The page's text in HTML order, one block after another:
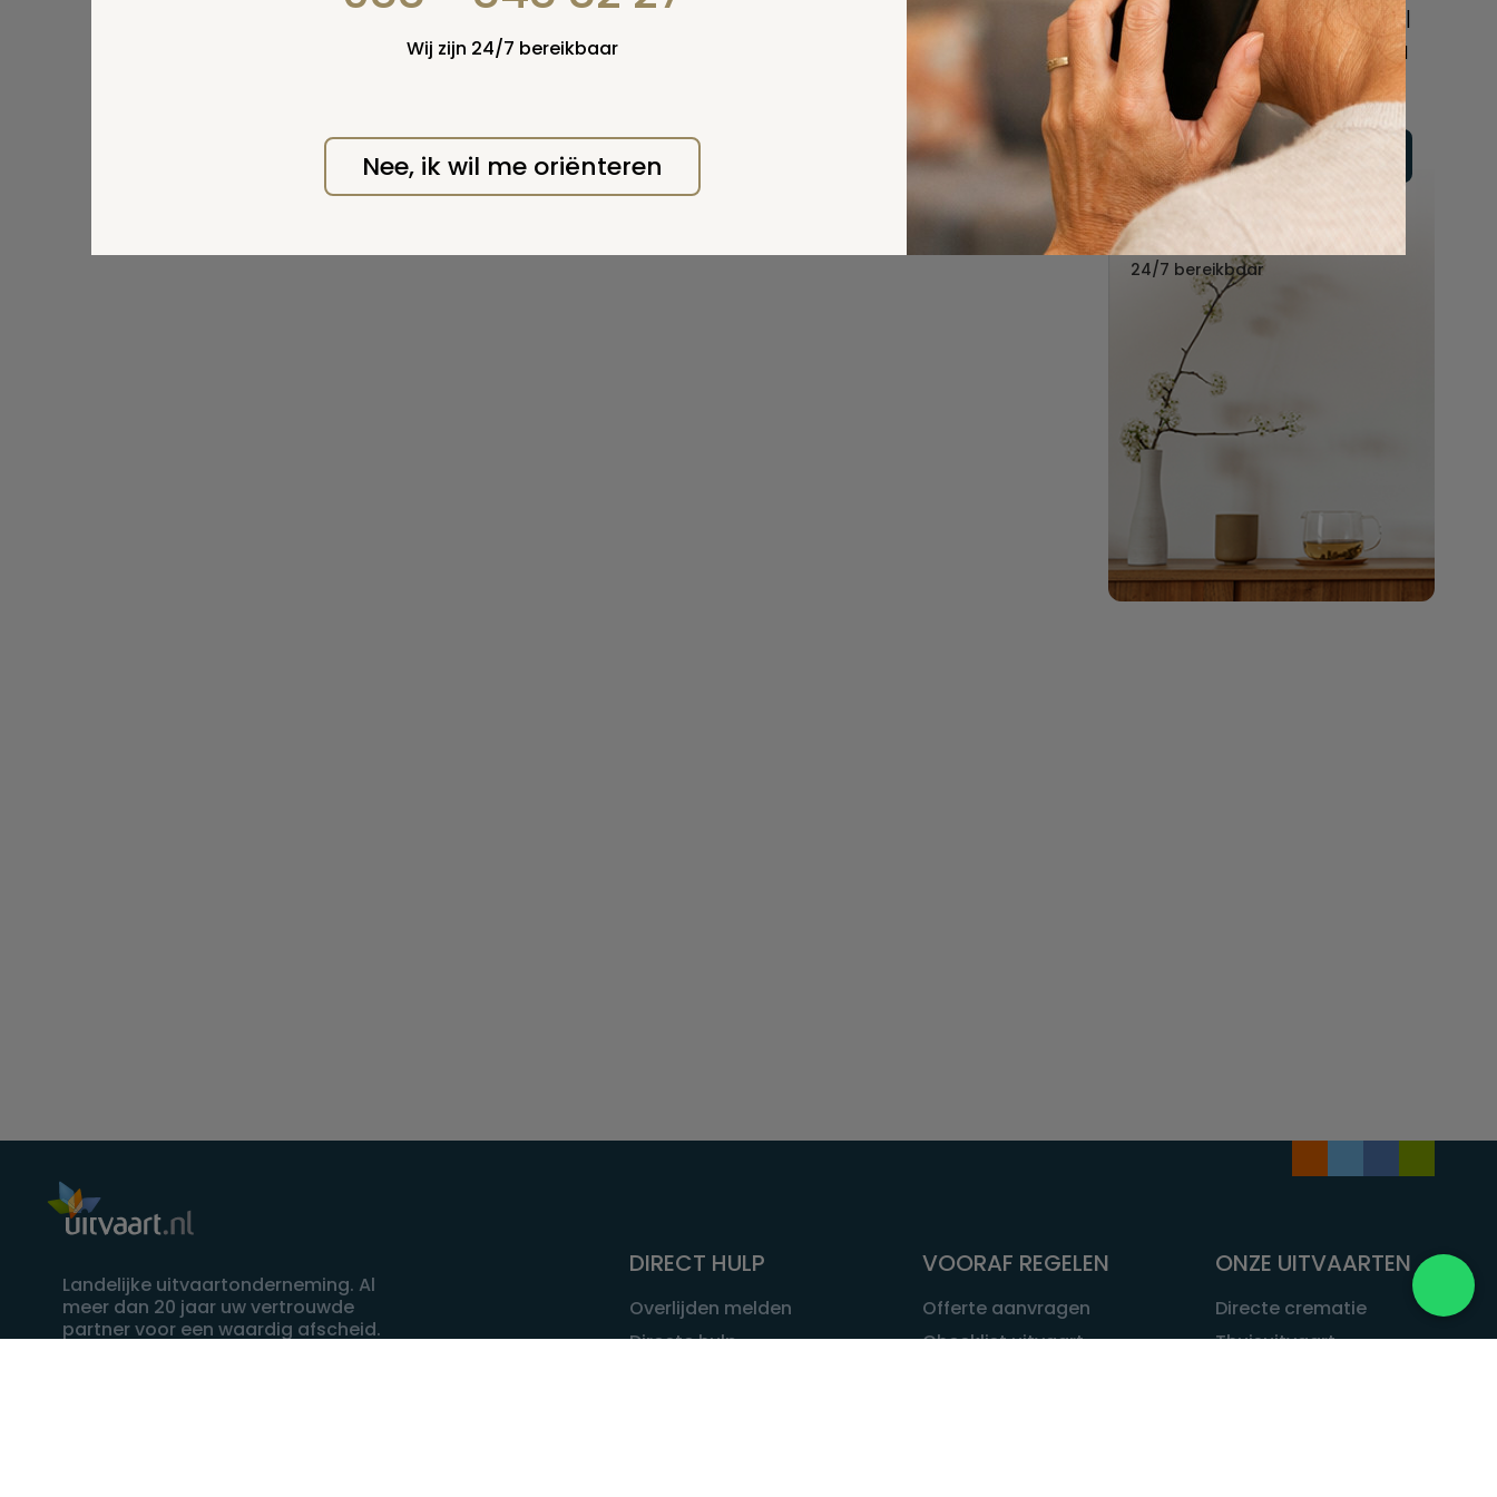
online of bel ons geheel
vrijblijvend voor hulp na
een overlijden.
Vul hier uw wensen in
Of bel ons:
088 - 848 82 27
24/7 bereikbaar
Landelijke uitvaartonderneming. Al
meer dan 20 jaar uw vertrouwde
partner voor een waardig afscheid.
DIRECT HULP
Overlijden melden
Directe hulp
VOORAF REGELEN
Offerte aanvragen
Checklist uitvaart
ONZE UITVAARTEN
Directe crematie
Thuisuitvaart
Wij zijn 24/7 bereikbaar
Nee, ik wil me oriënteren